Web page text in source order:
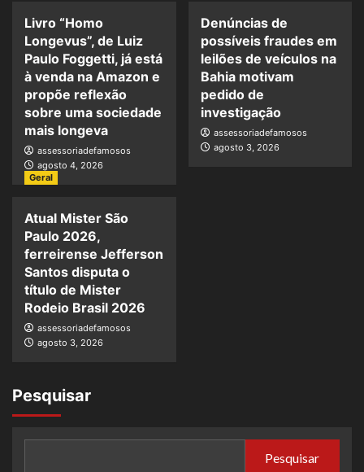
Livro “Homo
Longevus”, de Luiz
Paulo Foggetti, já está
à venda na Amazon e
propõe reflexão
sobre uma sociedade
mais longeva
assessoriadefamosos
agosto 4, 2026
Denúncias de
possíveis fraudes em
leilões de veículos na
Bahia motivam
pedido de
investigação
assessoriadefamosos
agosto 3, 2026
Geral
Atual Mister São
Paulo 2026,
ferreirense Jefferson
Santos disputa o
título de Mister
Rodeio Brasil 2026
assessoriadefamosos
agosto 3, 2026
Pesquisar
Pesquisar